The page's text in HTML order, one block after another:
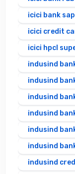
icici bank
icici credit
icici hpcl
indusind
indusind
indusind
indusind
indusind
indusind
indusind